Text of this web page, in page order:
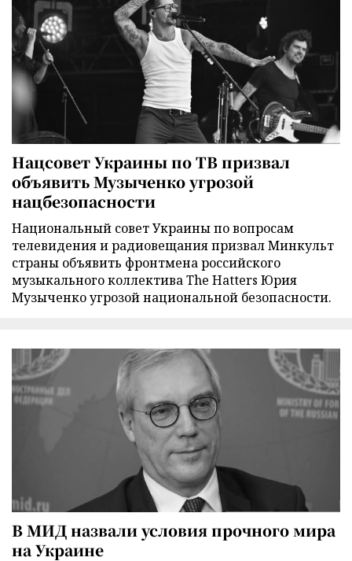
Нацсовет Украины по ТВ призвал
объявить Музыченко угрозой
нацбезопасности
Национальный совет Украины по вопросам
телевидения и радиовещания призвал Минкульт
страны объявить фронтмена российского
музыкального коллектива The Hatters Юрия
Музыченко угрозой национальной безопасности.
В МИД назвали условия прочного мира
на Украине